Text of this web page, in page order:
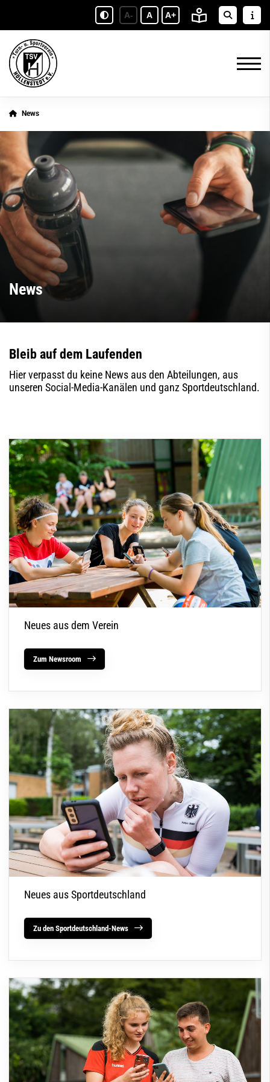
A- A A+
News
News
Bleib auf dem Laufenden
Hier verpasst du keine News aus den Abteilungen, aus
unseren Social-Media-Kanälen und ganz Sportdeutschland.
Neues aus dem Verein
Zum Newsroom
Neues aus Sportdeutschland
Zu den Sportdeutschland-News